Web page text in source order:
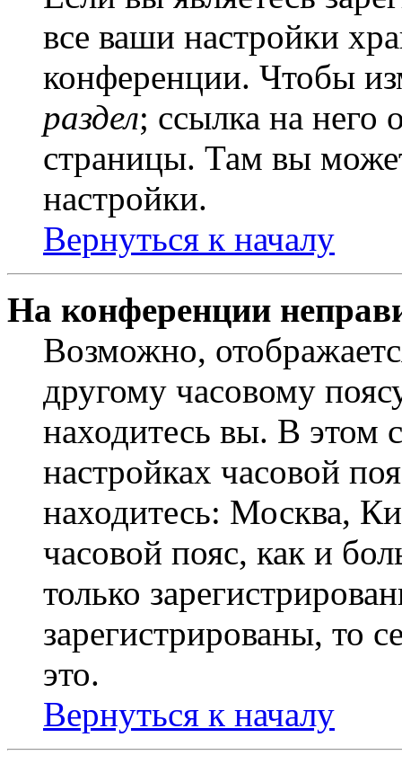
все ваши настройки
конференции. Чтобы
раздел; ссылка на него
страницы. Там вы
настройки.
Вернуться к началу
На конференции
Возможно,
другому часовому
находитесь вы. В этом
настройках часовой
находитесь: Москва,
часовой пояс, как и
только
зарегистрированы, то
это.
Вернуться к началу